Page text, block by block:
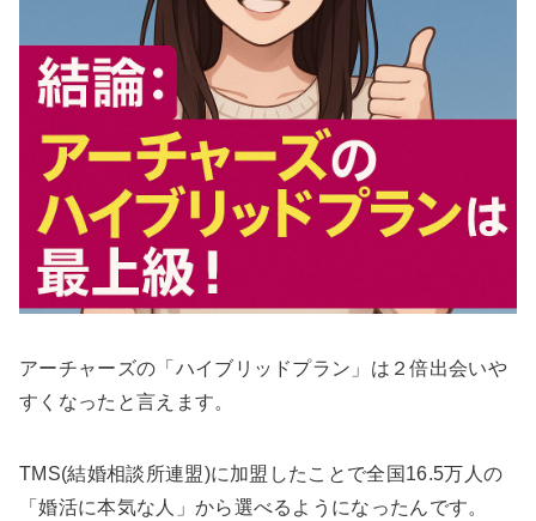
アーチャーズの「ハイブリッドプラン」は２倍出会いや
すくなったと言えます。
TMS(結婚相談所連盟)に加盟したことで全国16.5万人の
「婚活に本気な人」から選べるようになったんです。